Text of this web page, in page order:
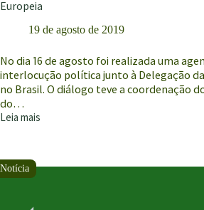
Europeia
19 de agosto de 2019
No dia 16 de agosto foi realizada uma
interlocução política junto à Delegação
no Brasil. O diálogo teve a coordenação
do…
Leia mais
CNDH
entre
Sociedade